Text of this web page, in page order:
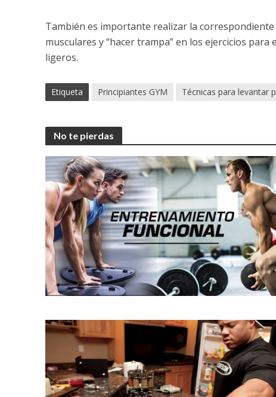
También es importante realizar la
musculares y “hacer trampa” en los ejercicios
ligeros.
Etiqueta Principiantes GYM Técnicas para levantar
No te pierdas